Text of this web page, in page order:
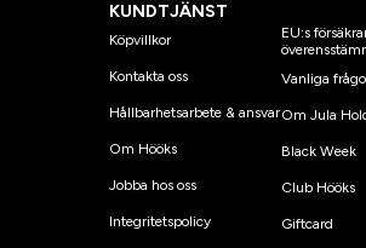
KUNDTJÄNST
Köpvillkor
Kontakta oss
Hållbarhetsarbete & ansvar
Om Hööks
Jobba hos oss
Integritetspolicy
EU:s
Vanliga
Om Jula
Black Week
Club Hööks
Giftcard